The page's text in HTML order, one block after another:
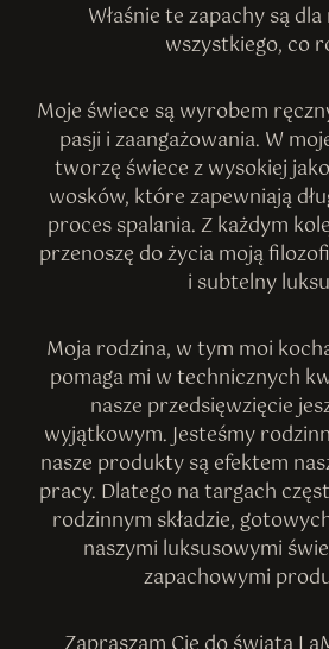
Właśnie te zapachy są
wszystkiego, co
Moje świece są wyrobem
pasji i zaangażowania. W
tworzę świece z wysokiej
wosków, które zapewniają
proces spalania. Z każdym
przenoszę do życia moją
i subtelny
Moja rodzina, w tym moi
pomaga mi w technicznych
nasze przedsięwzięcie
wyjątkowym. Jesteśmy
nasze produkty są efektem
pracy. Dlatego na targach
rodzinnym składzie,
naszymi luksusowymi
zapachowymi